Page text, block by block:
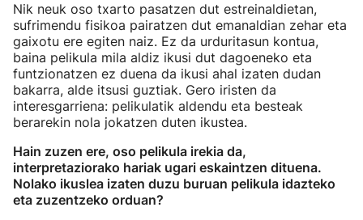
Nik neuk oso txarto pasatzen dut estreinaldietan,
sufrimendu fisikoa pairatzen dut emanaldian zehar eta
gaixotu ere egiten naiz. Ez da urduritasun kontua,
baina pelikula mila aldiz ikusi dut dagoeneko eta
funtzionatzen ez duena da ikusi ahal izaten dudan
bakarra, alde itsusi guztiak. Gero iristen da
interesgarriena: pelikulatik aldendu eta besteak
berarekin nola jokatzen duten ikustea.
Hain zuzen ere, oso pelikula irekia da,
interpretaziorako hariak ugari eskaintzen dituena.
Nolako ikuslea izaten duzu buruan pelikula idazteko
eta zuzentzeko orduan?